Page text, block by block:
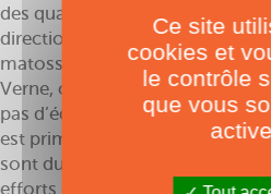
des qualités physiques, car
directionnel, que ce soit pour
matosser ou wincher. Dans le
Verne, c’est une épreuve qui
pas d’équivalent dans d’autres
est primordiale. Même si ces
sont durs au mal, il faut être
efforts et les variations
Ce site
cookies et
le contrôle
que vous